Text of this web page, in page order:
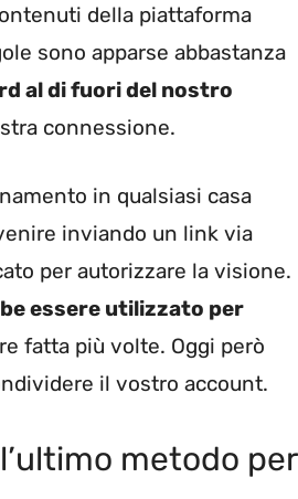
della piattaforma
sono apparse abbastanza
al di fuori del nostro
connessione.
in qualsiasi casa
inviando un link via
per autorizzare la visione.
essere utilizzato per
fatta più volte. Oggi però
il vostro account.
metodo per